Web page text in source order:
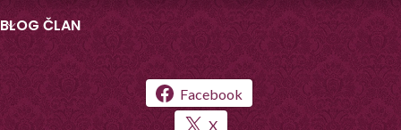
BLOG ČLAN
Facebook
X